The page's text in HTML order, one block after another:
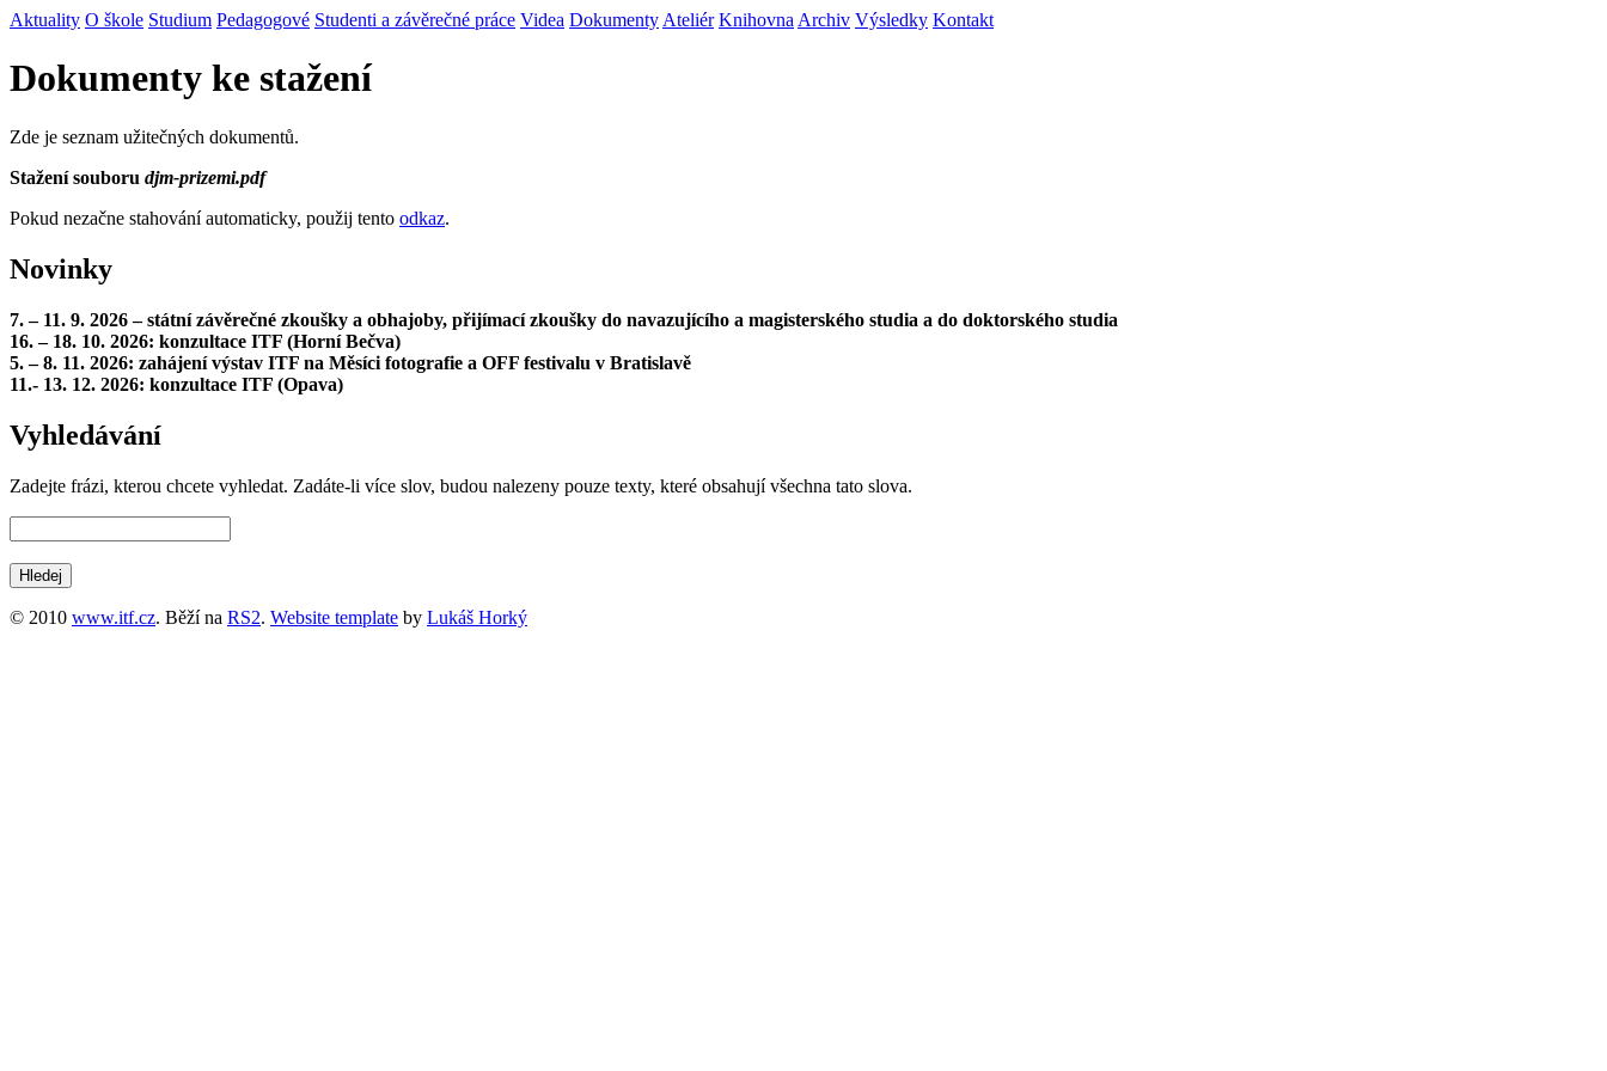
Aktuality O škole Studium Pedagogové Studenti a závěrečné práce Videa Dokumenty Ateliér Knihovna Archiv Výsledky Kontakt
Dokumenty ke stažení
Zde je seznam užitečných dokumentů.
Stažení souboru djm-prizemi.pdf
Pokud nezačne stahování automaticky, použij tento odkaz.
Novinky
7. – 11. 9. 2026 – státní závěrečné zkoušky a obhajoby, přijímací zkoušky do navazujícího a magisterského studia a do doktorského studia
16. – 18. 10. 2026: konzultace ITF (Horní Bečva)
5. – 8. 11. 2026: zahájení výstav ITF na Měsíci fotografie a OFF festivalu v Bratislavě
11.- 13. 12. 2026: konzultace ITF (Opava)
Vyhledávání
Zadejte frázi, kterou chcete vyhledat. Zadáte-li více slov, budou nalezeny pouze texty, které obsahují všechna tato slova.
© 2010 www.itf.cz. Běží na RS2. Website template by Lukáš Horký